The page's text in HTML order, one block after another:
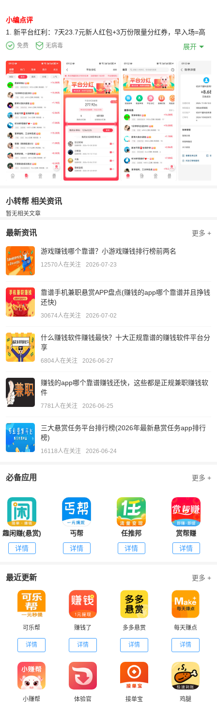
小编点评
1. 新平台红利：7天23.7元新人红包+3万份限量分红券，早入场=高
占比。
3. 任务简单易做：步骤、示例图一目了然，新手10分钟即可上手。
4. 提现门槛低：1元起、支付宝秒到，无套路。
5. 风险提示：新人红包限7天；务必按示例图提交，避免封号。
免费 无病毒 展开
小转帮 相关资讯
暂无相关文章
最新资讯 更多 +
游戏赚钱哪个靠谱？小游戏赚钱排行榜前两名
12570人在关注 2026-07-23
靠谱手机兼职悬赏APP盘点(赚钱的app哪个靠谱并且挣钱
还快)
30674人在关注 2026-07-02
什么赚钱软件赚钱最快？十大正规靠谱的赚钱软件平台分
享
6804人在关注 2026-06-27
赚钱的app哪个靠谱赚钱还快，这些都是正规兼职赚钱软
件
7781人在关注 2026-06-25
三大悬赏任务平台排行榜(2026年最新悬赏任务app排行
榜)
16118人在关注 2026-06-24
必备应用 更多 +
趣闲赚(悬赏)
详情
丐帮
详情
任推邦
详情
赏帮赚
详情
最近更新 更多 +
可乐帮
详情
赚钱了
详情
多多悬赏
详情
每天赚点
详情
小赚帮 体验官 接单宝 鸡腿